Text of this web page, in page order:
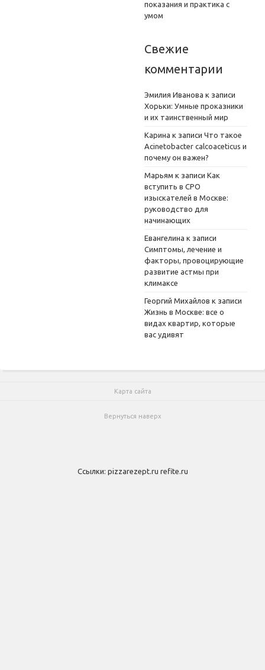
показания и практика с
умом
Свежие
комментарии
Эмилия Иванова к записи
Хорьки: Умные проказники
и их таинственный мир
Карина к записи Что такое
Acinetobacter calcoaceticus и
почему он важен?
Марьям к записи Как
вступить в СРО
изыскателей в Москве:
руководство для
начинающих
Евангелина к записи
Симптомы, лечение и
факторы, провоцирующие
развитие астмы при
климаксе
Георгий Михайлов к записи
Жизнь в Москве: все о
видах квартир, которые
вас удивят
Карта сайта
Вернуться наверх
Ссылки: pizzarezept.ru refite.ru